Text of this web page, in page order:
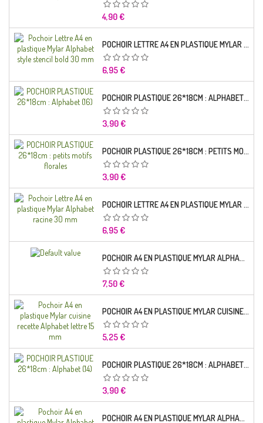
Prix
4,90 €
POCHOIR LETTRE A4 EN PLASTIQUE MYLAR ALPHABET STYLE STENCIL BOLD 30 MM
Prix
6,95 €
POCHOIR PLASTIQUE 26*18CM : ALPHABET (16)
Prix
3,90 €
POCHOIR PLASTIQUE 26*18CM : PETITS MOTIFS FLORALES
Prix
3,90 €
POCHOIR LETTRE A4 EN PLASTIQUE MYLAR ALPHABET RACINE 30 MM
Prix
6,95 €
POCHOIR A4 EN PLASTIQUE MYLAR ALPHABET LETTRE TYPO SEGOE 25 MM
Prix
7,50 €
POCHOIR A4 EN PLASTIQUE MYLAR CUISINE RECETTE ALPHABET LETTRE 15 MM
Prix
5,25 €
POCHOIR PLASTIQUE 26*18CM : ALPHABET (14)
Prix
3,90 €
POCHOIR A4 EN PLASTIQUE MYLAR ALPHABET LETTRE TYPO CHARLEMAGNE